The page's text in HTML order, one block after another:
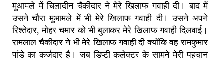
मुआमले में चिलादीन चैकीदार ने मेरे खिलाफ गवाही दी। बाद में
उसने चौरा मुआमले में भी मेरे खिलाफ गवाही दी। उसने अपने
रिश्तेदार, मोहर चमार को भी बुलाकर मेरे खिलाफ गवाही दिलवाई।
रामलाल चैकीदार ने भी मेरे खिलाफ गवाही दी क्योंकि वह रामकुमार
पांडे का कर्जदार है। जब डिप्टी कलेक्टर के सामने मेरी पहचान